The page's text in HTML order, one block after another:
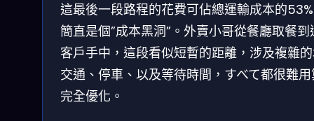
這最後一段路程的花費可佔總運輸成本的
簡直是個”成本黑洞”。外賣小哥從餐廳取餐到
客戶手中，這段看似短暫的距離，涉及複雜
交通、停車、以及等待時間，すべて都很難
完全優化。